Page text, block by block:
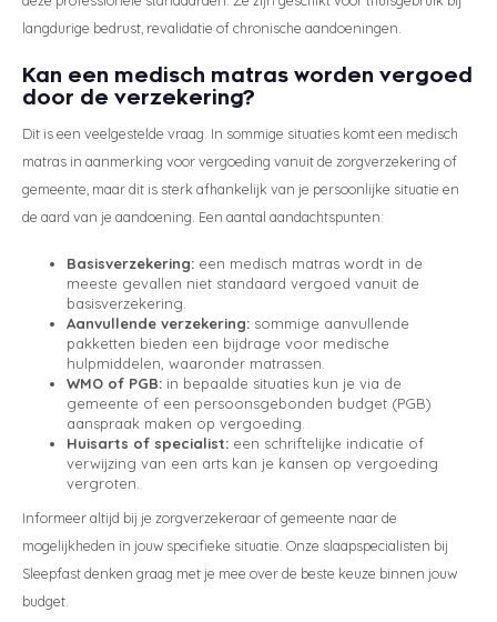
langdurige bedrust, revalidatie of chronische aandoeningen.
Kan een medisch matras worden vergoed
door de verzekering?
Dit is een veelgestelde vraag. In sommige situaties komt een medisch
matras in aanmerking voor vergoeding vanuit de zorgverzekering of
gemeente, maar dit is sterk afhankelijk van je persoonlijke situatie en
de aard van je aandoening. Een aantal aandachtspunten:
Basisverzekering: een medisch matras wordt in de
meeste gevallen niet standaard vergoed vanuit de
basisverzekering.
Aanvullende verzekering: sommige aanvullende
pakketten bieden een bijdrage voor medische
hulpmiddelen, waaronder matrassen.
WMO of PGB: in bepaalde situaties kun je via de
gemeente of een persoonsgebonden budget (PGB)
aanspraak maken op vergoeding.
Huisarts of specialist: een schriftelijke indicatie of
verwijzing van een arts kan je kansen op vergoeding
vergroten.
Informeer altijd bij je zorgverzekeraar of gemeente naar de
mogelijkheden in jouw specifieke situatie. Onze slaapspecialisten bij
Sleepfast denken graag met je mee over de beste keuze binnen jouw
budget.